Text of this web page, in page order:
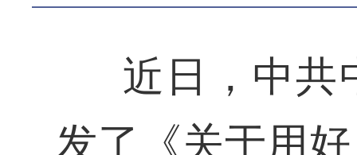
近日，中共
发了《关于用